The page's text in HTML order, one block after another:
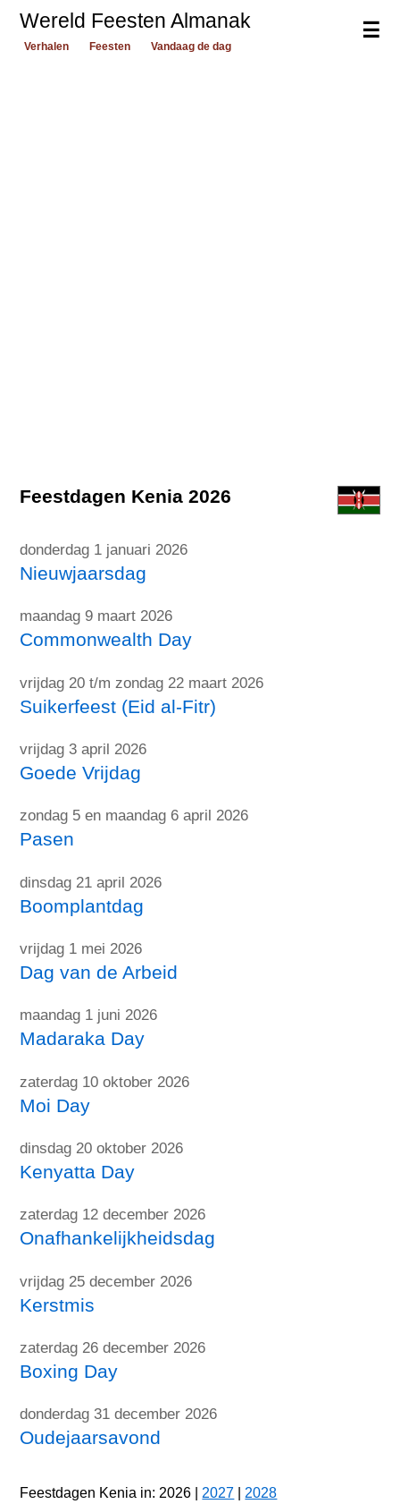
☰
Wereld Feesten Almanak
Verhalen Feesten Vandaag de dag
Feestdagen Kenia 2026
donderdag 1 januari 2026
Nieuwjaarsdag
maandag 9 maart 2026
Commonwealth Day
vrijdag 20 t/m zondag 22 maart 2026
Suikerfeest (Eid al-Fitr)
vrijdag 3 april 2026
Goede Vrijdag
zondag 5 en maandag 6 april 2026
Pasen
dinsdag 21 april 2026
Boomplantdag
vrijdag 1 mei 2026
Dag van de Arbeid
maandag 1 juni 2026
Madaraka Day
zaterdag 10 oktober 2026
Moi Day
dinsdag 20 oktober 2026
Kenyatta Day
zaterdag 12 december 2026
Onafhankelijkheidsdag
vrijdag 25 december 2026
Kerstmis
zaterdag 26 december 2026
Boxing Day
donderdag 31 december 2026
Oudejaarsavond
Feestdagen Kenia in: 2026 | 2027 | 2028